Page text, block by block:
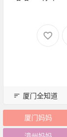
厦门全知道
厦门妈妈